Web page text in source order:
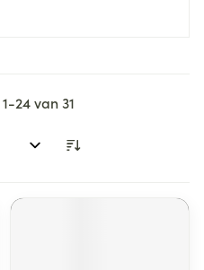
1-24van31